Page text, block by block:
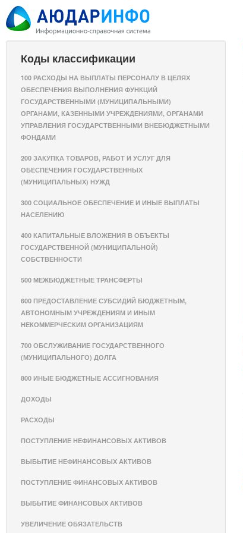
Коды классификации
100 РАСХОДЫ НА ВЫПЛАТЫ ПЕРСОНАЛУ В ЦЕЛЯХ
ОБЕСПЕЧЕНИЯ ВЫПОЛНЕНИЯ ФУНКЦИЙ
ГОСУДАРСТВЕННЫМИ (МУНИЦИПАЛЬНЫМИ)
ОРГАНАМИ, КАЗЕННЫМИ УЧРЕЖДЕНИЯМИ, ОРГАНАМИ
УПРАВЛЕНИЯ ГОСУДАРСТВЕННЫМИ ВНЕБЮДЖЕТНЫМИ
ФОНДАМИ
200 ЗАКУПКА ТОВАРОВ, РАБОТ И УСЛУГ ДЛЯ
ОБЕСПЕЧЕНИЯ ГОСУДАРСТВЕННЫХ
(МУНИЦИПАЛЬНЫХ) НУЖД
300 СОЦИАЛЬНОЕ ОБЕСПЕЧЕНИЕ И ИНЫЕ ВЫПЛАТЫ
НАСЕЛЕНИЮ
400 КАПИТАЛЬНЫЕ ВЛОЖЕНИЯ В ОБЪЕКТЫ
ГОСУДАРСТВЕННОЙ (МУНИЦИПАЛЬНОЙ)
СОБСТВЕННОСТИ
500 МЕЖБЮДЖЕТНЫЕ ТРАНСФЕРТЫ
600 ПРЕДОСТАВЛЕНИЕ СУБСИДИЙ БЮДЖЕТНЫМ,
АВТОНОМНЫМ УЧРЕЖДЕНИЯМ И ИНЫМ
НЕКОММЕРЧЕСКИМ ОРГАНИЗАЦИЯМ
700 ОБСЛУЖИВАНИЕ ГОСУДАРСТВЕННОГО
(МУНИЦИПАЛЬНОГО) ДОЛГА
800 ИНЫЕ БЮДЖЕТНЫЕ АССИГНОВАНИЯ
ДОХОДЫ
РАСХОДЫ
ПОСТУПЛЕНИЕ НЕФИНАНСОВЫХ АКТИВОВ
ВЫБЫТИЕ НЕФИНАНСОВЫХ АКТИВОВ
ПОСТУПЛЕНИЕ ФИНАНСОВЫХ АКТИВОВ
ВЫБЫТИЕ ФИНАНСОВЫХ АКТИВОВ
УВЕЛИЧЕНИЕ ОБЯЗАТЕЛЬСТВ